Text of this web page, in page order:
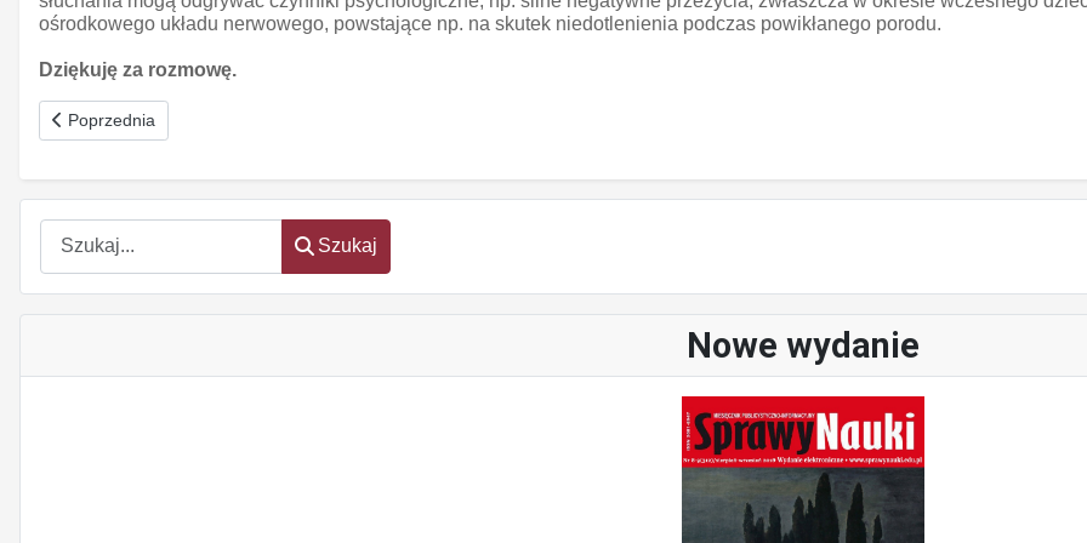
Szukaj
Szukaj
Nowe wydanie
ośrodkowego układu nerwowego, powstające np. na skutek niedotlenienia podczas powikłanego porodu.
Dziękuję za rozmowę.
Poprzednia strona: Celowanie w molekuły
Poprzednia